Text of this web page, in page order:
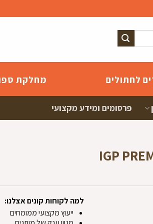
לחתולים מחלקת
פרסומים ומידע מקצועי
למה לקוחות קונים אצלנו:
ייעוץ מקצועי ממומחים